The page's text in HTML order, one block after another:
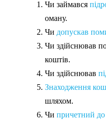
Чи займався
оману.
Чи допускав
Чи здійснював
коштів.
Чи здійснював
Знаходження
шляхом.
Чи причетний до